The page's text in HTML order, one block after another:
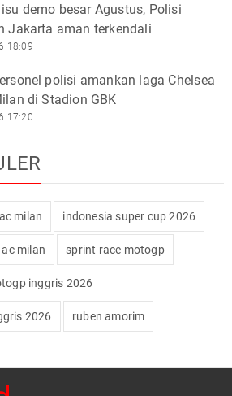
demo besar Agustus, Polisi
Jakarta aman terkendali
18:09
polisi amankan laga Chelsea
di Stadion GBK
17:20
ac milan indonesia super cup 2026
milan sprint race motogp
inggris 2026
2026 ruben amorim